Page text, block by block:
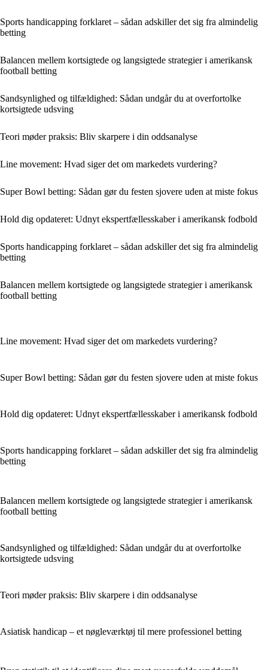
Sports handicapping forklaret – sådan adskiller det sig fra almindelig
betting
Balancen mellem kortsigtede og langsigtede strategier i amerikansk
football betting
Sandsynlighed og tilfældighed: Sådan undgår du at overfortolke
kortsigtede udsving
Teori møder praksis: Bliv skarpere i din oddsanalyse
Line movement: Hvad siger det om markedets vurdering?
Super Bowl betting: Sådan gør du festen sjovere uden at miste fokus
Hold dig opdateret: Udnyt ekspertfællesskaber i amerikansk fodbold
Sports handicapping forklaret – sådan adskiller det sig fra almindelig
betting
Balancen mellem kortsigtede og langsigtede strategier i amerikansk
football betting
Line movement: Hvad siger det om markedets vurdering?
Super Bowl betting: Sådan gør du festen sjovere uden at miste fokus
Hold dig opdateret: Udnyt ekspertfællesskaber i amerikansk fodbold
Sports handicapping forklaret – sådan adskiller det sig fra almindelig
betting
Balancen mellem kortsigtede og langsigtede strategier i amerikansk
football betting
Sandsynlighed og tilfældighed: Sådan undgår du at overfortolke
kortsigtede udsving
Teori møder praksis: Bliv skarpere i din oddsanalyse
Asiatisk handicap – et nøgleværktøj til mere professionel betting